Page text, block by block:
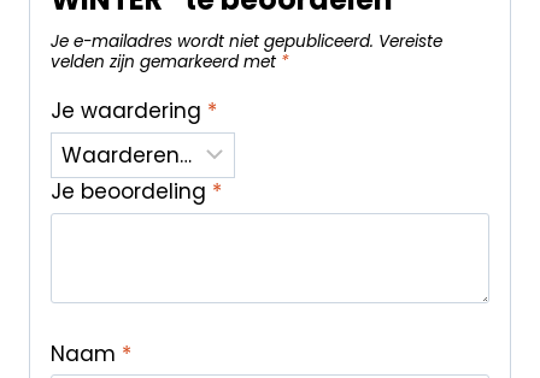
Je e-mailadres wordt niet gepubliceerd. Vereiste
velden zijn gemarkeerd met *
Je waardering *
Je beoordeling *
Naam *